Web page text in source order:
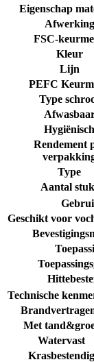
Eigenschap
Afwerking
FSC-
Kleur
Lijn
PEFC
Type
Hygiënisch
Rendement
Type
Aantal
Geschikt voor
Technische
Met
Watervast
Krasbestendig